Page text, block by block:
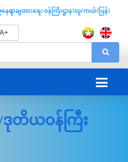
A+
/ဒုတိယဝန်ကြီး